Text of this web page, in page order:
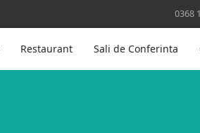
0368
Restaurant Sali de Conferinta